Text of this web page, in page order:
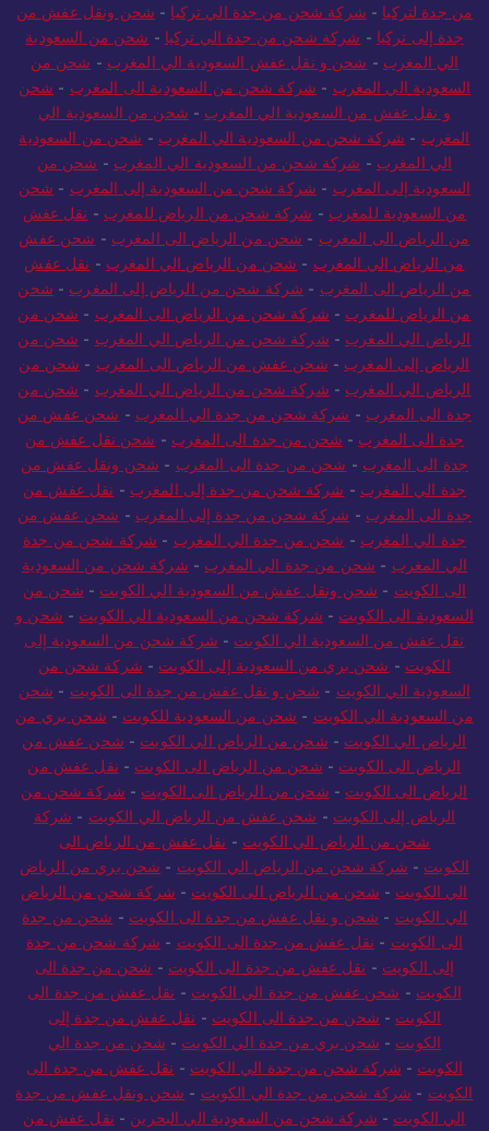
من جدة لتركيا - شركة شحن من جدة الي تركيا - شحن ونقل عفش من
جدة إلى تركيا - شركة شحن من جدة الي تركيا - شحن من السعودية
الي المغرب - شحن و نقل عفش السعودية الي المغرب - شحن من
السعودية الي المغرب - شركة شحن من السعودية الى المغرب - شحن
و نقل عفش من السعودية الي المغرب - شحن من السعودية الي
المغرب - شركة شحن من السعودية الي المغرب - شحن من السعودية
الي المغرب - شركة شحن من السعودية الي المغرب - شحن من
السعودية إلى المغرب - شركة شحن من السعودية إلى المغرب - شحن
من السعودية للمغرب - شركة شحن من الرياض للمغرب - نقل عفش
من الرياض الى المغرب - شحن من الرياض الى المغرب - شحن عفش
من الرياض الي المغرب - شحن من الرياض الي المغرب - نقل عفش
من الرياض الى المغرب - شركة شحن من الرياض إلى المغرب - شحن
من الرياض للمغرب - شركة شحن من الرياض الى المغرب - شحن من
الرياض الي المغرب - شركة شحن من الرياض الي المغرب - شحن من
الرياض إلى المغرب - شحن عفش من الرياض الى المغرب - شحن من
الرياض الي المغرب - شركة شحن من الرياض الي المغرب - شحن من
جدة الى المغرب - شركة شحن من جدة الي المغرب - شحن عفش من
جدة الى المغرب - شحن من جدة الى المغرب - شحن نقل عفش من
جدة الى المغرب - شحن من جدة الى المغرب - شحن ونقل عفش من
جدة الي المغرب - شركة شحن من جدة إلى المغرب - نقل عفش من
جدة الى المغرب - شركة شحن من جدة إلى المغرب - شحن عفش من
جدة الي المغرب - شحن من جدة الي المغرب - شركة شحن من جدة
الي المغرب - شحن من جدة الي المغرب - شركة شحن من السعودية
الى الكويت - شحن ونقل عفش من السعودية الي الكويت - شحن من
السعودية الى الكويت - شركة شحن من السعودية الي الكويت - شحن و
نقل عفش من السعودية الي الكويت - شركة شحن من السعودية إلى
الكويت - شحن بري من السعودية إلى الكويت - شركة شحن من
السعودية الي الكويت - شحن و نقل عفش من جدة الى الكويت - شحن
من السعودية الي الكويت - شحن من السعودية للكويت - شحن بري من
الرياض الي الكويت - شحن من الرياض الي الكويت - شحن عفش من
الرياض الى الكويت - شحن من الرياض الى الكويت - نقل عفش من
الرياض الى الكويت - شحن من الرياض الى الكويت - شركة شحن من
الرياض إلى الكويت - شحن عفش من الرياض الي الكويت - شركة
شحن من الرياض الي الكويت - نقل عفش من الرياض الى
الكويت - شركة شحن من الرياض الي الكويت - شحن بري من الرياض
الي الكويت - شحن من الرياض الى الكويت - شركة شحن من الرياض
الي الكويت - شحن و نقل عفش من جدة الى الكويت - شحن من جدة
الى الكويت - نقل عفش من جدة الى الكويت - شركة شحن من جدة
إلى الكويت - نقل عفش من جدة الى الكويت - شحن من جدة الى
الكويت - شحن عفش من جدة الي الكويت - نقل عفش من جدة الى
الكويت - شحن من جدة الى الكويت - نقل عفش من جدة إلى
الكويت - شحن بري من جدة الي الكويت - شحن من جدة الي
الكويت - شركة شحن من جدة الي الكويت - نقل عفش من جدة الى
الكويت - شركة شحن من جدة الي الكويت - شحن ونقل عفش من جدة
الي الكويت - شركة شحن من السعودية الي البحرين - نقل عفش من